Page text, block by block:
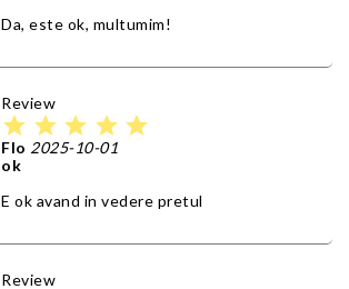
Da, este ok, multumim!
Review
star star star star star
Flo 2025-10-01
ok
E ok avand in vedere pretul
Review